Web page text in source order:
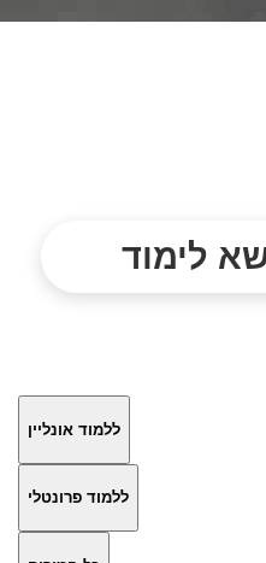
ללמוד אונליין
ללמוד פרונטלי